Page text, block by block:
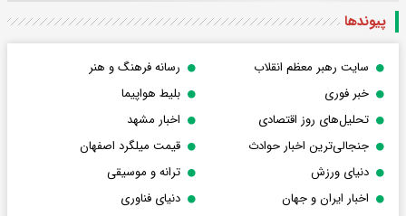
پیوندها
سایت رهبر معظم انقلاب
رسانه فرهنگ و هنر
خبر فوری
بلیط هواپیما
تحلیل‌های روز اقتصادی
اخبار مشهد
جنجالی‌ترین اخبار حوادث
قیمت میلگرد اصفهان
دنیای ورزش
ترانه و موسیقی
اخبار ایران و جهان
دنیای فناوری